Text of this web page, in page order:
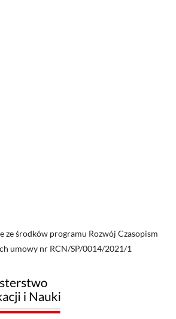
ze środków programu Rozwój Czasopism
umowy nr RCN/SP/0014/2021/1